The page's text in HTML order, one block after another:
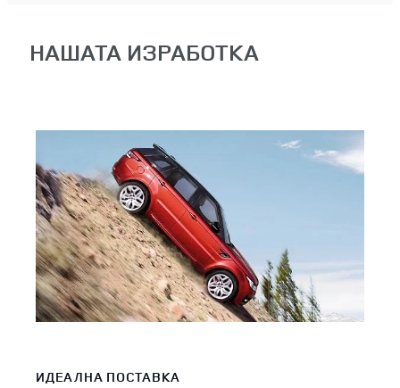
НАШАТА ИЗРАБОТКА
ИДЕАЛНА ПОСТАВКА